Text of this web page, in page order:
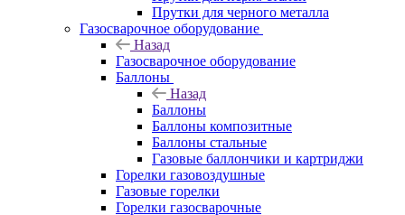
Прутки для черного металла
Газосварочное оборудование
Назад
Газосварочное оборудование
Баллоны
Назад
Баллоны
Баллоны композитные
Баллоны стальные
Газовые баллончики и картриджи
Горелки газовоздушные
Газовые горелки
Горелки газосварочные